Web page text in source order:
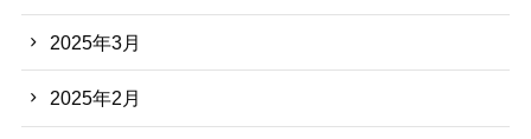
2025年3月
2025年2月